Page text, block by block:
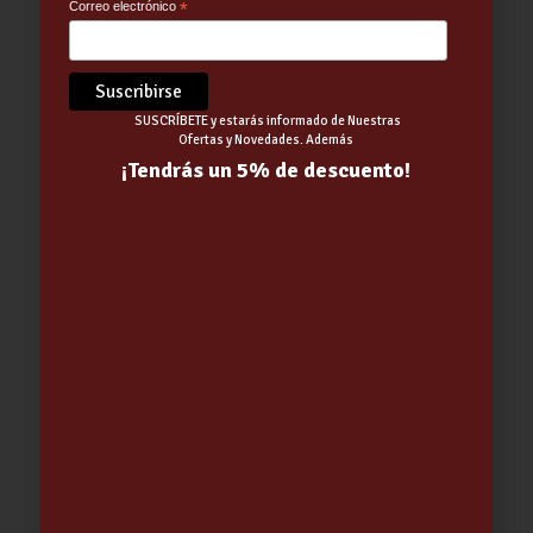
Correo electrónico*
SUSCRÍBETE y estarás informado de Nuestras
Ofertas y Novedades. Además
¡Tendrás un 5% de descuento!